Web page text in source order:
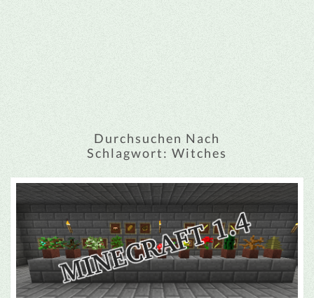
Durchsuchen Nach
Schlagwort: Witches